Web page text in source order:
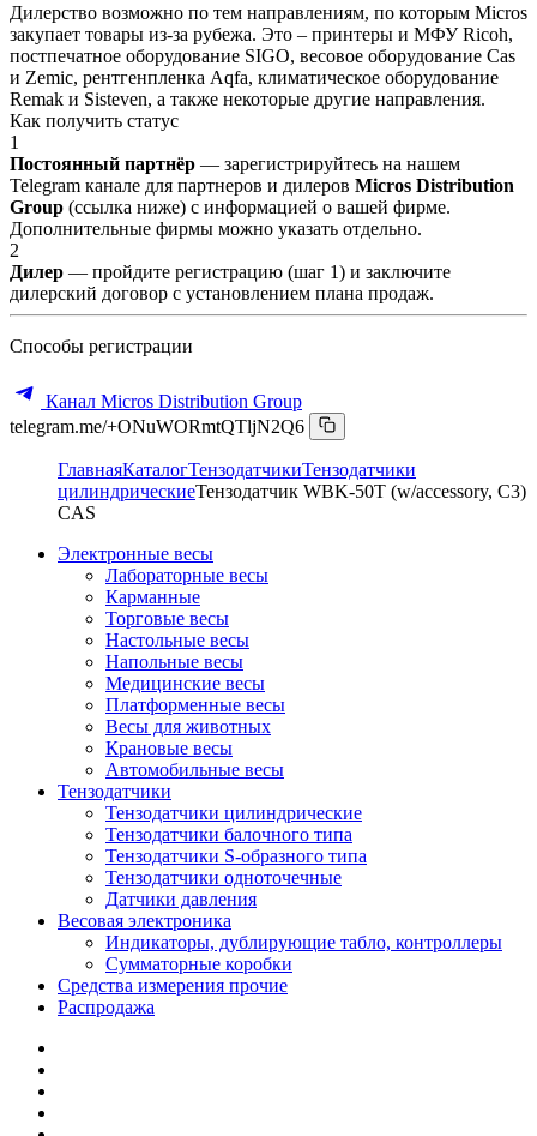
Дилерство возможно по тем направлениям, по которым Micros
закупает товары из-за рубежа. Это – принтеры и МФУ Ricoh,
постпечатное оборудование SIGO, весовое оборудование Cas
и Zemic, рентгенпленка Aqfa, климатическое оборудование
Remak и Sisteven, а также некоторые другие направления.
Как получить статус
1
Постоянный партнёр — зарегистрируйтесь на нашем
Telegram канале для партнеров и дилеров Micros Distribution
Group (ссылка ниже) с информацией о вашей фирме.
Дополнительные фирмы можно указать отдельно.
2
Дилер — пройдите регистрацию (шаг 1) и заключите
дилерский договор с установлением плана продаж.
Способы регистрации
Канал Micros Distribution Group
telegram.me/+ONuWORmtQTljN2Q6
ГлавнаяКаталогТензодатчикиТензодатчики
цилиндрическиеТензодатчик WBK-50T (w/accessory, C3)
CAS
Электронные весы
Лабораторные весы
Карманные
Торговые весы
Настольные весы
Напольные весы
Медицинские весы
Платформенные весы
Весы для животных
Крановые весы
Автомобильные весы
Тензодатчики
Тензодатчики цилиндрические
Тензодатчики балочного типа
Тензодатчики S-образного типа
Тензодатчики одноточечные
Датчики давления
Весовая электроника
Индикаторы, дублирующие табло, контроллеры
Сумматорные коробки
Средства измерения прочие
Распродажа